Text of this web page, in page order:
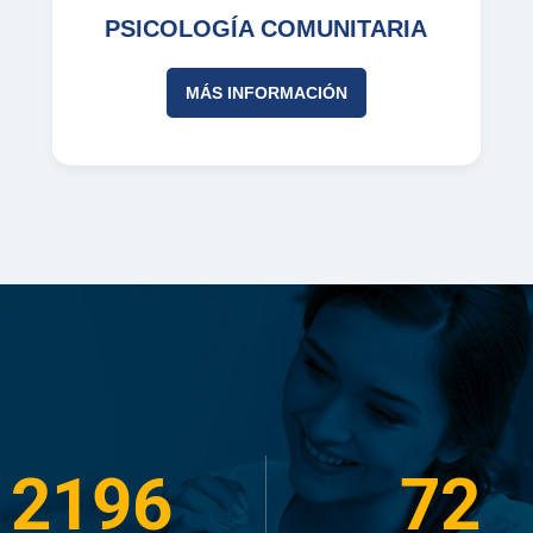
PSICOLOGÍA COMUNITARIA
MÁS INFORMACIÓN
2196 72